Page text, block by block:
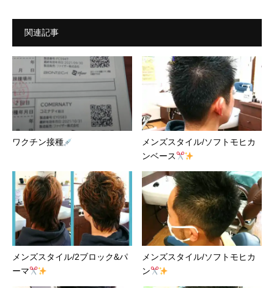
関連記事
ワクチン接種
メンズスタイル/ソフトモヒカ
ンベース
メンズスタイル/2ブロック&パ
ーマ
メンズスタイル/ソフトモヒカ
ン